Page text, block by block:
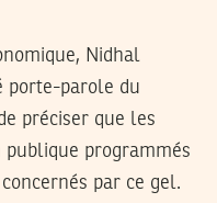
Nidhal
porte-parole du
préciser que les
programmés
par ce gel.